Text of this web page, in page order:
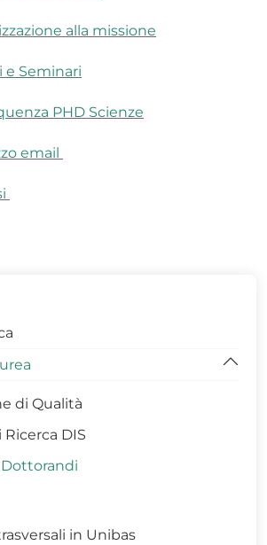
alla missione
e Seminari
PHD Scienze
email
di Qualità
DIS
in Unibas